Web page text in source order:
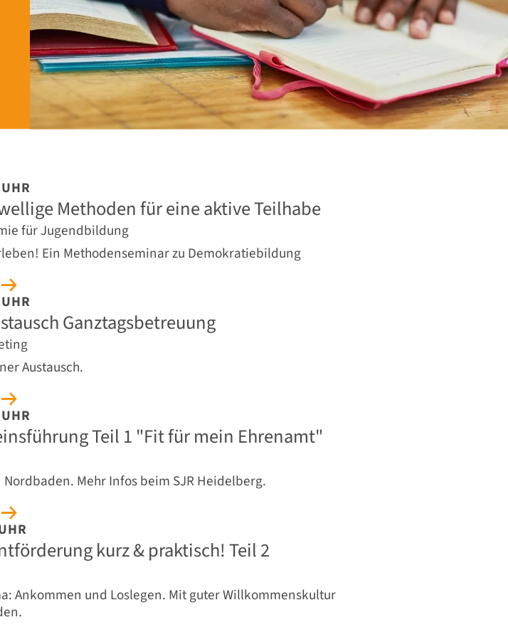
Methoden für eine aktive Teilhabe
für Jugendbildung
Ein Methodenseminar zu Demokratiebildung
Ganztagsbetreuung
Austausch.
Teil 1 "Fit für mein Ehrenamt"
Nordbaden. Mehr Infos beim SJR Heidelberg.
kurz & praktisch! Teil 2
Ankommen und Loslegen. Mit guter Willkommenskultur